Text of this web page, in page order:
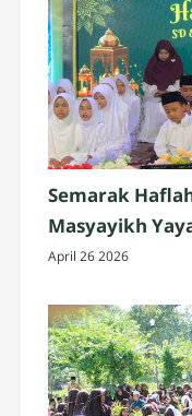
Semarak
Masyayikh
April 26 2026